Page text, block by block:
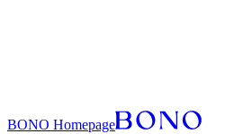
BONO Homepage